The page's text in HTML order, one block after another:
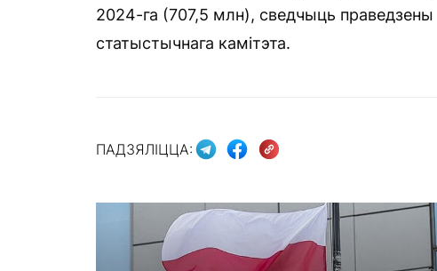
2024-га (707,5 млн), сведчыць праведзены
статыстычнага камітэта.
ПАДЗЯЛІЦЦА: